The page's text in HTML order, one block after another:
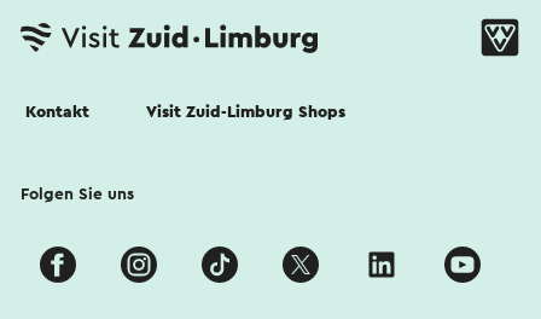
Kontakt Visit Zuid-Limburg Shops
Folgen Sie uns